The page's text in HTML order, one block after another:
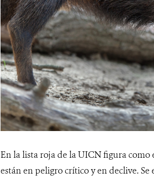
En la lista roja de la UICN figura como
están en peligro crítico y en declive.